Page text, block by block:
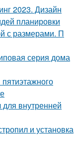
2023. Дизайн
планировки
с размерами. П
серия дома
внутренней
и установка